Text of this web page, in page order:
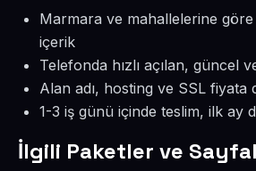
Marmara ve mahallelerine göre
içerik
Telefonda hızlı açılan, güncel
Alan adı, hosting ve SSL fiyata
1-3 iş günü içinde teslim, ilk ay
İlgili Paketler ve